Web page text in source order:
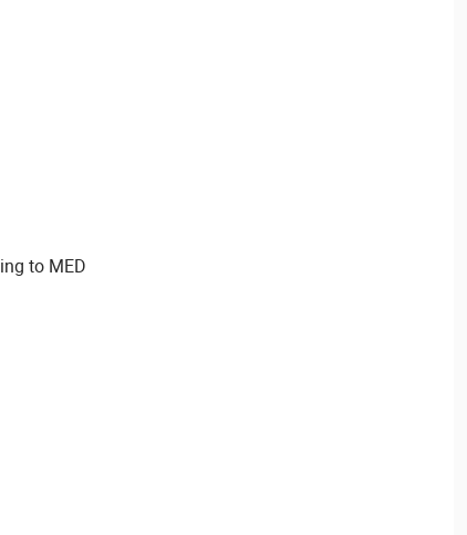
to MED